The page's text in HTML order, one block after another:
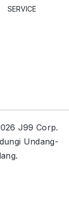
SERVICE
J99 Corp.
Undang-